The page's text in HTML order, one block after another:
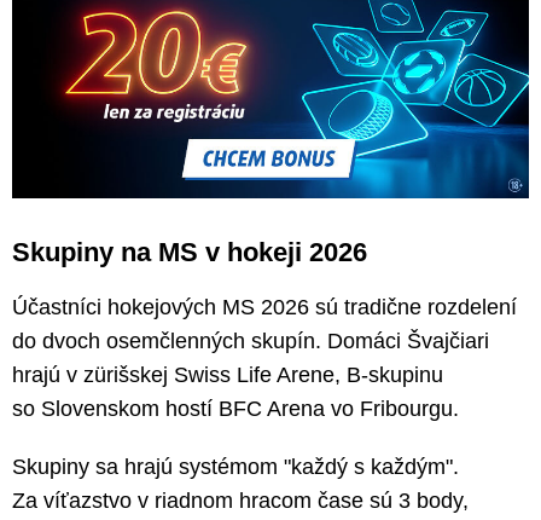
Skupiny na MS v hokeji 2026
Účastníci hokejových MS 2026 sú tradične rozdelení
do dvoch osemčlenných skupín. Domáci Švajčiari
hrajú v zürišskej Swiss Life Arene, B-skupinu
so Slovenskom hostí BFC Arena vo Fribourgu.
Skupiny sa hrajú systémom "každý s každým".
Za víťazstvo v riadnom hracom čase sú 3 body,